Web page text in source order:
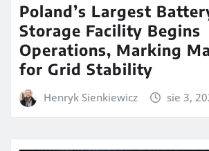
Poland’s Largest
Storage Facility Begins
Operations, Marking
for Grid Stability
Henryk Sienkiewicz sie 3,